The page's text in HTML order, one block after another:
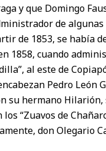
y que Domingo
de algunas
de 1853, se había
1858, cuando
al este de
Pedro León
su hermano
“Zuavos de
don Olegario